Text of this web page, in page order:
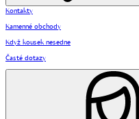
Kontakty
Kamenné obchody
Když kousek nesedne
Časté dotazy